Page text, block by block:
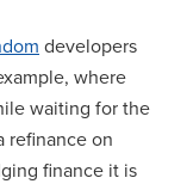
developers
where
waiting for the
refinance on
finance it is